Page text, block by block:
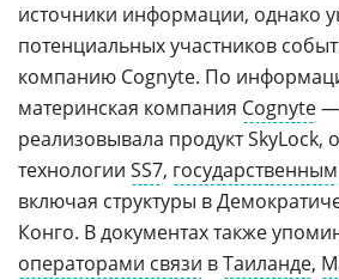
источники информации, однако
потенциальных участников
компанию Cognyte. По
материнская компания Cognyte—
реализовывала продукт SkyLock,
технологии SS7, государственным
включая структуры в
Конго. В документах также
операторами связи вТаиланде,